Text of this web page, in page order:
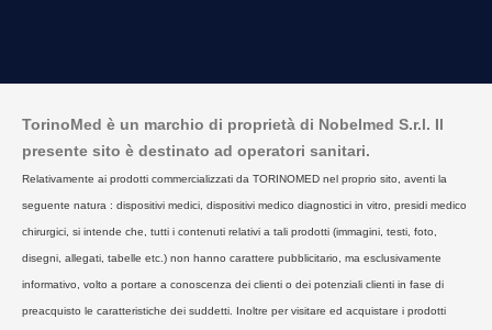
TorinoMed è un marchio di proprietà di Nobelmed S.r.l. Il
presente sito è destinato ad operatori sanitari.
Relativamente ai prodotti commercializzati da TORINOMED nel proprio sito, aventi la
seguente natura : dispositivi medici, dispositivi medico diagnostici in vitro, presidi medico
chirurgici, si intende che, tutti i contenuti relativi a tali prodotti (immagini, testi, foto,
disegni, allegati, tabelle etc.) non hanno carattere pubblicitario, ma esclusivamente
informativo, volto a portare a conoscenza dei clienti o dei potenziali clienti in fase di
preacquisto le caratteristiche dei suddetti. Inoltre per visitare ed acquistare i prodotti